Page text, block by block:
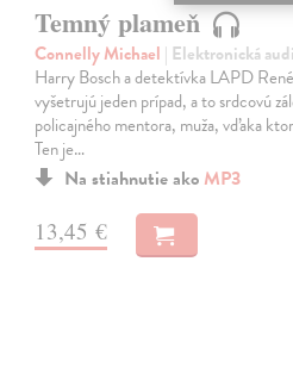
Temný plameň
Connelly Michael | Elektronická
Harry Bosch a detektívka LAPD
vyšetrujú jeden prípad, a to srdcovú
policajného mentora, muža, vďaka
Ten je…
Na stiahnutie ako MP3
13,45 €